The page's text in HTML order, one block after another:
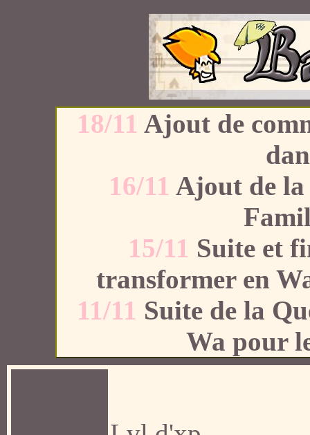
18/11 Ajout de
16/11 Ajout de
15/11 Suite et
transformer en
11/11 Suite de la
Wa pour